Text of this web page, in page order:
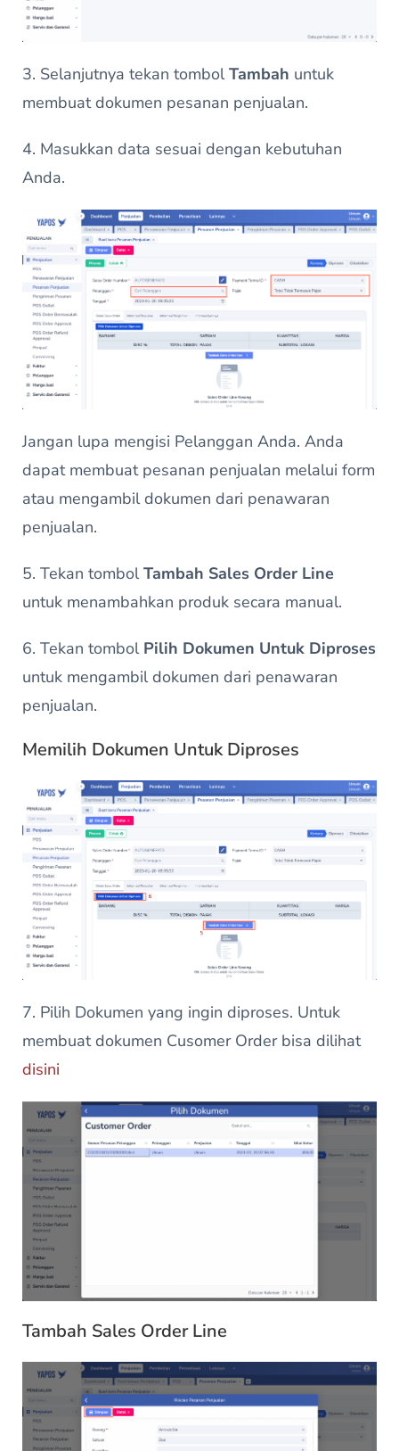
3. Selanjutnya tekan tombolTambah untuk
membuat dokumen pesanan penjualan.
4. Masukkan data sesuai dengan kebutuhan
Anda.
Jangan lupa mengisi Pelanggan Anda. Anda
dapat membuat pesanan penjualan melalui form
atau mengambil dokumen dari penawaran
penjualan.
5. Tekan tombolTambah Sales Order Line
untuk menambahkan produk secara manual.
6. Tekan tombol Pilih Dokumen Untuk Diproses
untuk mengambil dokumen dari penawaran
penjualan.
Memilih Dokumen Untuk Diproses
7. Pilih Dokumen yang ingin diproses. Untuk
membuat dokumen Cusomer Order bisa dilihat
disini
Tambah Sales Order Line